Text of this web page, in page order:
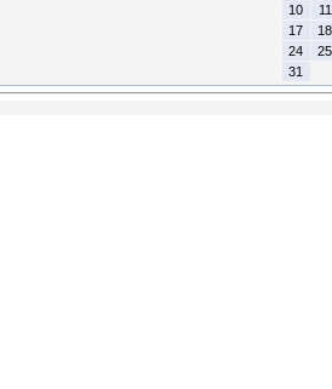
10
11
17
18
24
25
31